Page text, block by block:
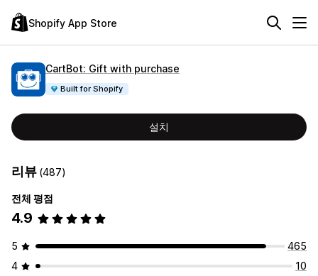
Shopify App Store
CartBot: Gift with purchase
Built for Shopify
설치
리뷰 (487)
전체 평점
4.9
5
465
4
10